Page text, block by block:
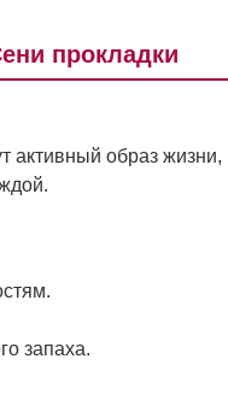
прокладки
образ
запаха.